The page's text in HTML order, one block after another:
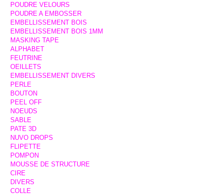
POUDRE VELOURS
POUDRE A EMBOSSER
EMBELLISSEMENT BOIS
EMBELLISSEMENT BOIS 1MM
MASKING TAPE
ALPHABET
FEUTRINE
OEILLETS
EMBELLISSEMENT DIVERS
PERLE
BOUTON
PEEL OFF
NOEUDS
SABLE
PATE 3D
NUVO DROPS
FLIPETTE
POMPON
MOUSSE DE STRUCTURE
CIRE
DIVERS
COLLE